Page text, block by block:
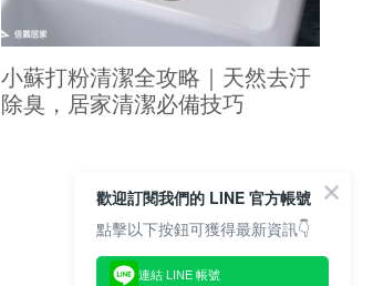
小蘇打粉清潔全攻略｜天然去汙
除臭，居家清潔必備技巧
歡迎訂閱我們的 LINE 官方帳號
點擊以下按鈕可獲得最新資訊👇
連結 LINE 帳號